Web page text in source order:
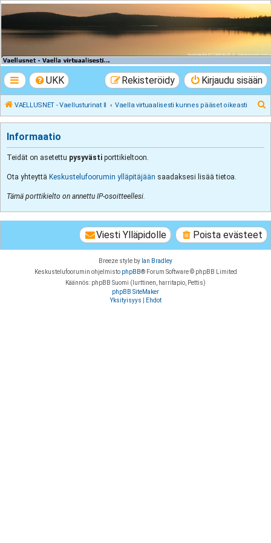
VAELLUSNET -
Vaellusturinat II
UKK Kirjaudu sisään
Rekisteröidy
VAELLUSNET - Vaellusturinat II Vaella virtuaalisesti kunnes pääset oikeasti
Informaatio
Teidät on asetettu pysyvästi porttikieltoon.
Ota yhteyttä Keskustelufoorumin ylläpitäjään saadaksesi lisää tietoa.
Tämä porttikielto on annettu IP-osoitteellesi.
Poista evästeet
Viesti Ylläpidolle
Breeze style by Ian Bradley
Keskustelufoorumin ohjelmisto phpBB® Forum Software © phpBB Limited
Käännös: phpBB Suomi (lurttinen, harritapio, Pettis)
phpBB SiteMaker
Yksityisyys
Ehdot